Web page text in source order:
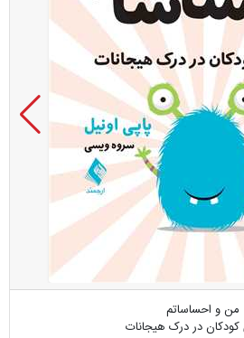
من و احساساتم
کودکان در درک هیجانات